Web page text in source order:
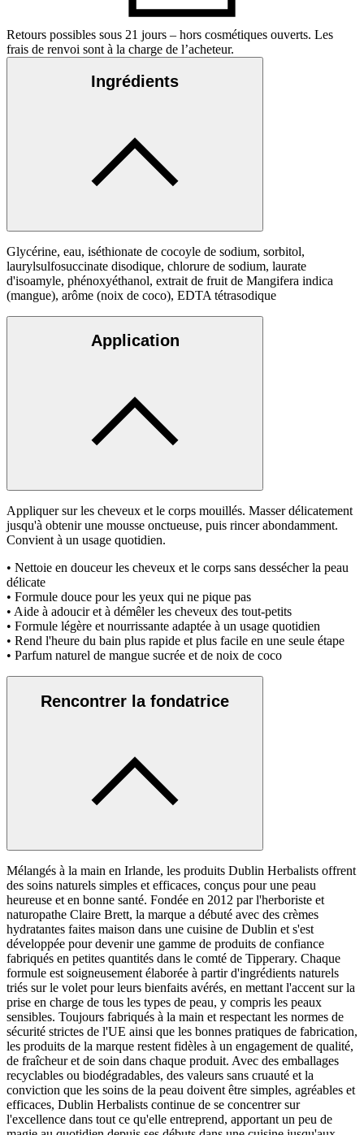
Retours possibles sous 21 jours – hors cosmétiques ouverts. Les
frais de renvoi sont à la charge de l’acheteur.
Ingrédients
Glycérine, eau, iséthionate de cocoyle de sodium, sorbitol,
laurylsulfosuccinate disodique, chlorure de sodium, laurate
d'isoamyle, phénoxyéthanol, extrait de fruit de Mangifera indica
(mangue), arôme (noix de coco), EDTA tétrasodique
Application
Appliquer sur les cheveux et le corps mouillés. Masser délicatement
jusqu'à obtenir une mousse onctueuse, puis rincer abondamment.
Convient à un usage quotidien.
• Nettoie en douceur les cheveux et le corps sans dessécher la peau
délicate
• Formule douce pour les yeux qui ne pique pas
• Aide à adoucir et à démêler les cheveux des tout-petits
• Formule légère et nourrissante adaptée à un usage quotidien
• Rend l'heure du bain plus rapide et plus facile en une seule étape
• Parfum naturel de mangue sucrée et de noix de coco
Rencontrer la fondatrice
Mélangés à la main en Irlande, les produits Dublin Herbalists offrent
des soins naturels simples et efficaces, conçus pour une peau
heureuse et en bonne santé. Fondée en 2012 par l'herboriste et
naturopathe Claire Brett, la marque a débuté avec des crèmes
hydratantes faites maison dans une cuisine de Dublin et s'est
développée pour devenir une gamme de produits de confiance
fabriqués en petites quantités dans le comté de Tipperary. Chaque
formule est soigneusement élaborée à partir d'ingrédients naturels
triés sur le volet pour leurs bienfaits avérés, en mettant l'accent sur la
prise en charge de tous les types de peau, y compris les peaux
sensibles. Toujours fabriqués à la main et respectant les normes de
sécurité strictes de l'UE ainsi que les bonnes pratiques de fabrication,
les produits de la marque restent fidèles à un engagement de qualité,
de fraîcheur et de soin dans chaque produit. Avec des emballages
recyclables ou biodégradables, des valeurs sans cruauté et la
conviction que les soins de la peau doivent être simples, agréables et
efficaces, Dublin Herbalists continue de se concentrer sur
l'excellence dans tout ce qu'elle entreprend, apportant un peu de